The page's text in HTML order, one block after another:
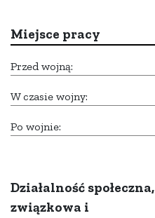
Miejsce pracy
Przed wojną:
W czasie wojny:
Po wojnie:
Działalność społeczna,
związkowa i